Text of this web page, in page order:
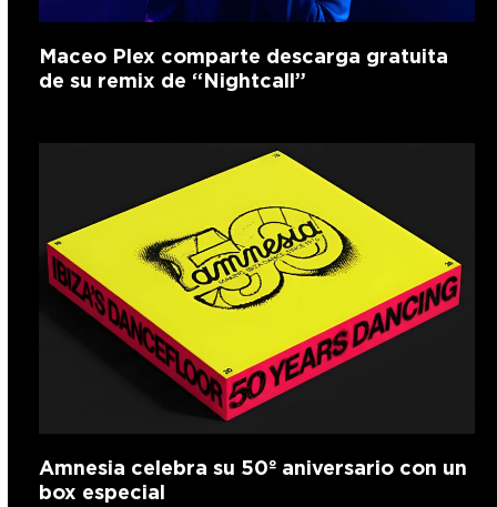
Maceo Plex comparte descarga gratuita
de su remix de “Nightcall”
Amnesia celebra su 50º aniversario con un
box especial